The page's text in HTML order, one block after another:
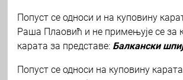
Попуст се односи и на куповину
Раша Плаовић и не примењује се за
карата за представе: Балкански
Попуст се односи на куповину карата